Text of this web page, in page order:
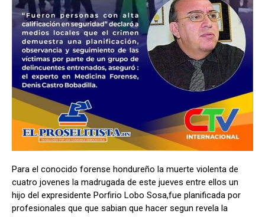
Comparta
Facebook X WhatsApp
Síganos
Comparta
Facebook X WhatsApp
Síganos
Para el conocido forense hondureño la muerte violenta de
cuatro jovenes la madrugada de este jueves entre ellos un
hijo del expresidente Porfirio Lobo Sosa,fue planificada por
profesionales que que sabian que hacer segun revela la